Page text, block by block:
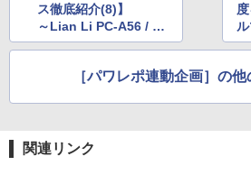
ス徹底紹介(8)】
～Lian Li PC-A56 / Sil
verStone SST-FT05 /
［パワレポ連動企画］の
関連リンク